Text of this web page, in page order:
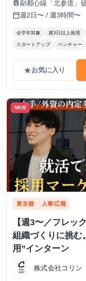
train副都心線「北参道」
calendar_today週2日〜 / 週3時間〜
全学年対象 週3日以上推奨
スタートアップ ベンチャー
gradeお気に入り
NEW
東京都 人事/広報
【週3〜／フレッ
組織づくりに挑む
用”インターン
株式会社コリン